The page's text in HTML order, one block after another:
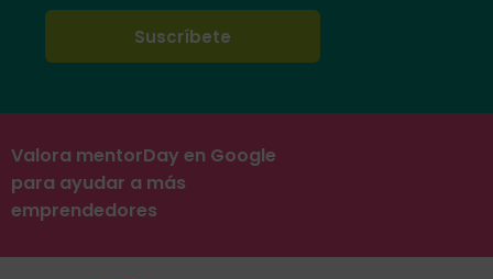
Valora mentorDay en Google
para ayudar a más
emprendedores